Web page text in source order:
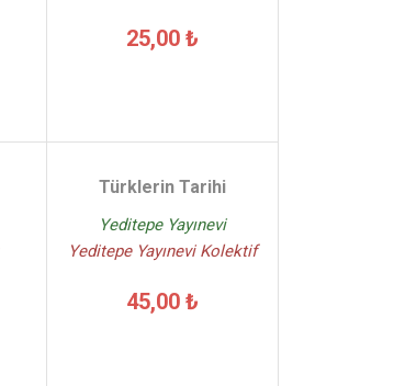
25,00 ₺
Türklerin Tarihi
Yeditepe Yayınevi
Yeditepe Yayınevi Kolektif
45,00 ₺